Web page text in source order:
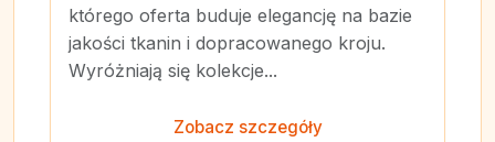
którego oferta buduje elegancję na bazie
jakości tkanin i dopracowanego kroju.
Wyróżniają się kolekcje...
Zobacz szczegóły